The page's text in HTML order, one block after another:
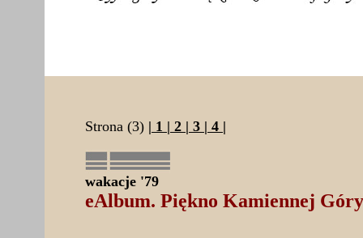
Strona (3) | 1 | 2 | 3 | 4 |
wakacje '79
eAlbum. Piękno Kamiennej Góry